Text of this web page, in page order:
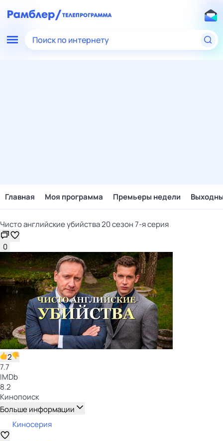
Поиск по интернету
Главная Моя программа Премьеры недели
Чисто английские убийства 20 сезон 7-я серия
0
2
7.7
IMDb
8.2
Кинопоиск
Больше информации
Киносерия